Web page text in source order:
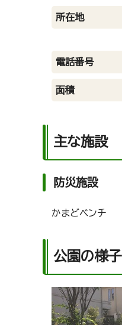
所在地
電話番号
面積
主な施設
防災施設
かまどベンチ
公園の様子